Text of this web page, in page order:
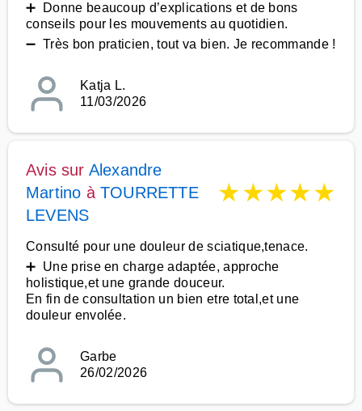
➕ Donne beaucoup d’explications et de bons
conseils pour les mouvements au quotidien.
➖ Très bon praticien, tout va bien. Je recommande !
Katja L.
11/03/2026
Avis sur Alexandre
Martino àTOURRETTE
LEVENS
★★★★★
Consulté pour une douleur de sciatique,tenace.
➕ Une prise en charge adaptée, approche
holistique,et une grande douceur.
En fin de consultation un bien etre total,et une
douleur envolée.
Garbe
26/02/2026